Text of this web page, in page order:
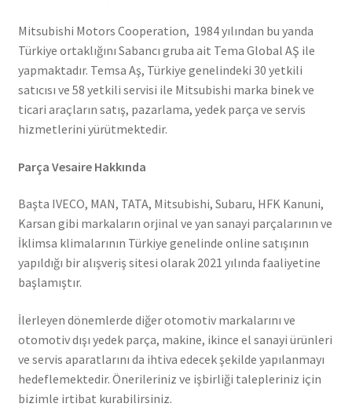
Mitsubishi Motors Cooperation, 1984 yılından bu yanda
Türkiye ortaklığını Sabancı gruba ait Tema Global AŞ ile
yapmaktadır. Temsa Aş, Türkiye genelindeki 30 yetkili
satıcısı ve 58 yetkili servisi ile Mitsubishi marka binek ve
ticari araçların satış, pazarlama, yedek parça ve servis
hizmetlerini yürütmektedir.
Parça Vesaire Hakkında
Başta IVECO, MAN, TATA, Mitsubishi, Subaru, HFK Kanuni,
Karsan gibi markaların orjinal ve yan sanayi parçalarının ve
İklimsa klimalarının Türkiye genelinde online satışının
yapıldığı bir alışveriş sitesi olarak 2021 yılında faaliyetine
başlamıştır.
İlerleyen dönemlerde diğer otomotiv markalarını ve
otomotiv dışı yedek parça, makine, ikince el sanayi ürünleri
ve servis aparatlarını da ihtiva edecek şekilde yapılanmayı
hedeflemektedir. Önerileriniz ve işbirliği talepleriniz için
bizimle irtibat kurabilirsiniz.